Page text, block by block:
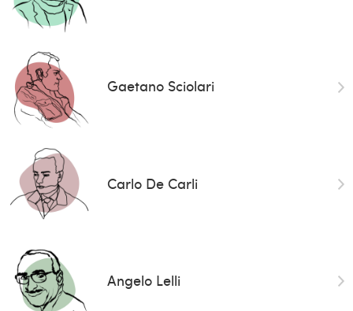
Gaetano Sciolari
Carlo De Carli
Angelo Lelli